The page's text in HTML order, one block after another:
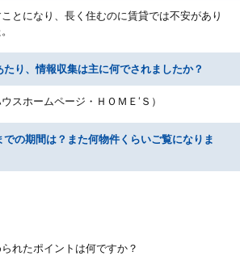
とになり、長く住むのに賃貸では不安があり
り、情報収集は主に何でされましたか？
スホームページ・ＨＯＭＥ‘Ｓ）
の期間は？また何物件くらいご覧になりま
れたポイントは何ですか？